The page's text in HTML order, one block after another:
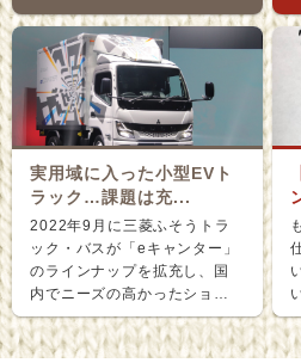
実用域に入った小型EVト
ラック…課題は充...
2022年9月に三菱ふそうトラ
ック・バスが「eキャンター」
のラインナップを拡充し、国
内でニーズの高かったショー
ト＆ナローボディ（G...